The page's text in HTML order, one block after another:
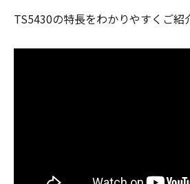
TS5430の特長をわかりやすくご紹